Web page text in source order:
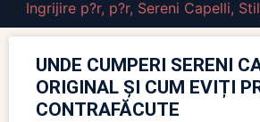
Ingrijire p?r, p?r, Sereni Capelli, Stil
UNDE CUMPERI SERENI
ORIGINAL ȘI CUM EVIȚI
CONTRAFĂCUTE